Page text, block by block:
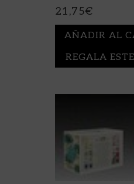
21,75€
AÑADIR AL
REGALA